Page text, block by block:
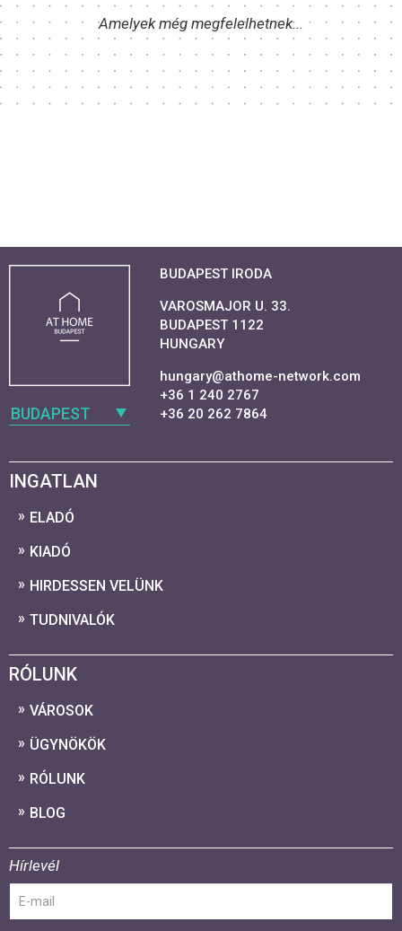
Amelyek még megfelelhetnek...
BUDAPEST
BUDAPEST IRODA
VAROSMAJOR U. 33.
BUDAPEST 1122
HUNGARY
hungary@athome-network.com
+36 1 240 2767
+36 20 262 7864
INGATLAN
ELADÓ
KIADÓ
HIRDESSEN VELÜNK
TUDNIVALÓK
RÓLUNK
VÁROSOK
ÜGYNÖKÖK
RÓLUNK
BLOG
Hírlevél